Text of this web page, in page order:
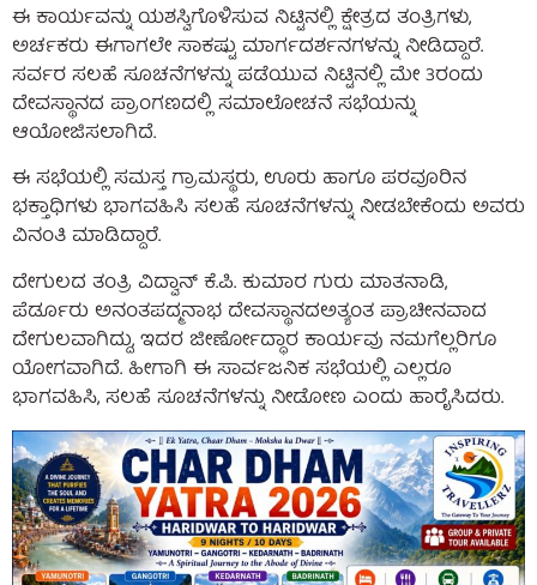
ಈ ಕಾರ್ಯವನ್ನು ಯಶಸ್ವಿಗೊಳಿಸುವ ನಿಟ್ಟಿನಲ್ಲಿ ಕ್ಷೇತ್ರದ ತಂತ್ರಿಗಳು,
ಅರ್ಚಕರು ಈಗಾಗಲೇ ಸಾಕಷ್ಟು ಮಾರ್ಗದರ್ಶನಗಳನ್ನು ನೀಡಿದ್ದಾರೆ.
ಸರ್ವರ ಸಲಹೆ ಸೂಚನೆಗಳನ್ನು ಪಡೆಯುವ ನಿಟ್ಟಿನಲ್ಲಿ ಮೇ 3ರಂದು
ದೇವಸ್ಥಾನದ ಪ್ರಾಂಗಣದಲ್ಲಿ ಸಮಾಲೋಚನೆ ಸಭೆಯನ್ನು
ಆಯೋಜಿಸಲಾಗಿದೆ.
ಈ ಸಭೆಯಲ್ಲಿ ಸಮಸ್ತ ಗ್ರಾಮಸ್ಥರು, ಊರು ಹಾಗೂ ಪರವೂರಿನ
ಭಕ್ತಾಧಿಗಳು ಭಾಗವಹಿಸಿ ಸಲಹೆ ಸೂಚನೆಗಳನ್ನು ನೀಡಬೇಕೆಂದು ಅವರು
ವಿನಂತಿ ಮಾಡಿದ್ದಾರೆ.
ದೇಗುಲದ ತಂತ್ರಿ ವಿದ್ವಾನ್‌ ಕೆ.ಪಿ. ಕುಮಾರ ಗುರು ಮಾತನಾಡಿ,
ಪೆರ್ಡೂರು ಅನಂತಪದ್ಮನಾಭ ದೇವಸ್ಥಾನದಅತ್ಯಂತ ಪ್ರಾಚೀನವಾದ
ದೇಗುಲವಾಗಿದ್ದು, ಇದರ ಜೀರ್ಣೋದ್ಧಾರ ಕಾರ್ಯವು ನಮಗೆಲ್ಲರಿಗೂ
ಯೋಗವಾಗಿದೆ. ಹೀಗಾಗಿ ಈ ಸಾರ್ವಜನಿಕ ಸಭೆಯಲ್ಲಿ ಎಲ್ಲರೂ
ಭಾಗವಹಿಸಿ, ಸಲಹೆ ಸೂಚನೆಗಳನ್ನು ನೀಡೋಣ ಎಂದು ಹಾರೈಸಿದರು.